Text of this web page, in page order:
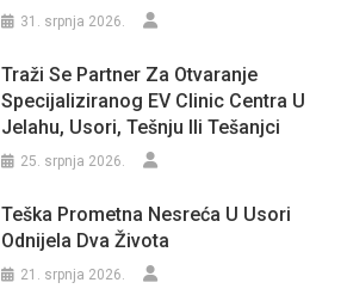
31. srpnja 2026.
Traži Se Partner Za Otvaranje
Specijaliziranog EV Clinic Centra U
Jelahu, Usori, Tešnju Ili Tešanjci
25. srpnja 2026.
Teška Prometna Nesreća U Usori
Odnijela Dva Života
21. srpnja 2026.